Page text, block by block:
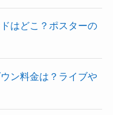
はどこ？ポスターの
ン料金は？ライブや